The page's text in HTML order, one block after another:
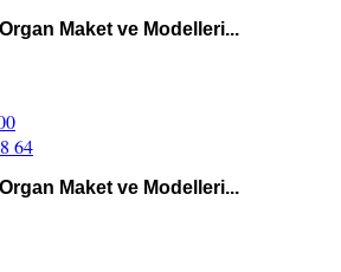
Maket ve Modelleri...
64
Maket ve Modelleri...